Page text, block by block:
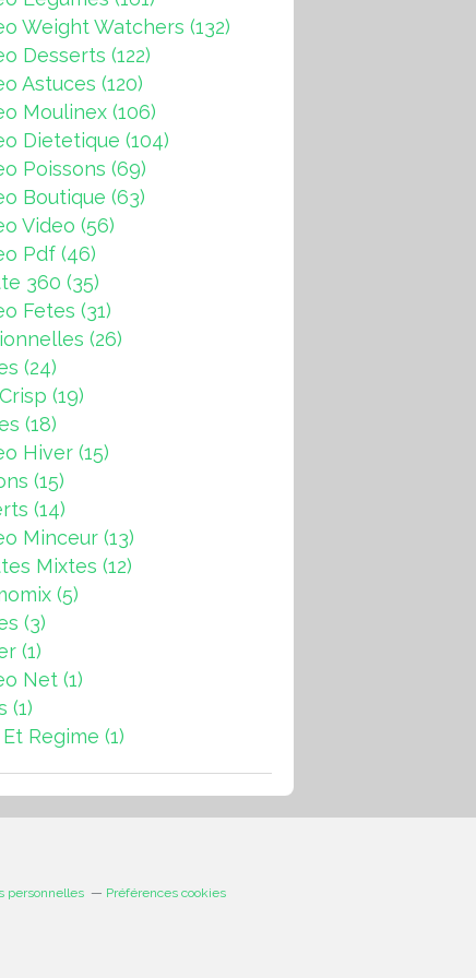
Weight Watchers (132)
Desserts (122)
Astuces (120)
Moulinex (106)
Dietetique (104)
Poissons (69)
Boutique (63)
Video (56)
Pdf (46)
360 (35)
Fetes (31)
(26)
(24)
(19)
(18)
Hiver (15)
(15)
(14)
Minceur (13)
Mixtes (12)
(5)
(3)
(1)
Net (1)
(1)
Regime (1)
personnelles Préférences cookies